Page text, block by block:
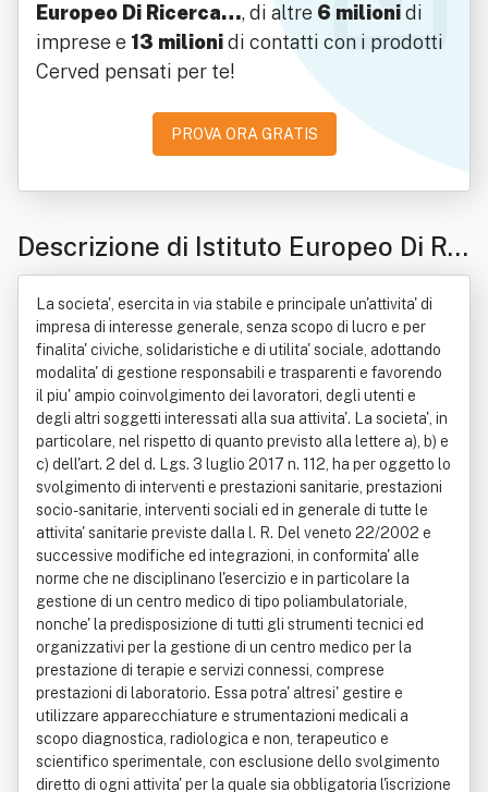
Europeo Di Ricerca…, di altre 6 milionidi
imprese e 13 milionidi contatti con i prodotti
Cerved pensati per te!
PROVA ORA GRATIS
Descrizione di Istituto Europeo Di Ric
erca Odontoiatrica Srl Impresa Socia
le
La societa', esercita in via stabile e principale un'attivita' di
impresa di interesse generale, senza scopo di lucro e per
finalita' civiche, solidaristiche e di utilita' sociale, adottando
modalita' di gestione responsabili e trasparenti e favorendo
il piu' ampio coinvolgimento dei lavoratori, degli utenti e
degli altri soggetti interessati alla sua attivita'. La societa', in
particolare, nel rispetto di quanto previsto alla lettere a), b) e
c) dell'art. 2 del d. Lgs. 3 luglio 2017 n. 112, ha per oggetto lo
svolgimento di interventi e prestazioni sanitarie, prestazioni
socio-sanitarie, interventi sociali ed in generale di tutte le
attivita' sanitarie previste dalla l. R. Del veneto 22/2002 e
successive modifiche ed integrazioni, in conformita' alle
norme che ne disciplinano l'esercizio e in particolare la
gestione di un centro medico di tipo poliambulatoriale,
nonche' la predisposizione di tutti gli strumenti tecnici ed
organizzativi per la gestione di un centro medico per la
prestazione di terapie e servizi connessi, comprese
prestazioni di laboratorio. Essa potra' altresi' gestire e
utilizzare apparecchiature e strumentazioni medicali a
scopo diagnostica, radiologica e non, terapeutico e
scientifico sperimentale, con esclusione dello svolgimento
diretto di ogni attivita' per la quale sia obbligatoria l'iscrizione